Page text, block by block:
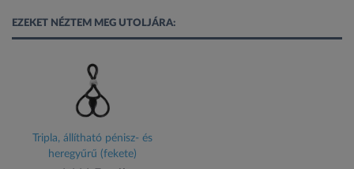
EZEKET NÉZTEM MEG UTOLJÁRA:
Tripla, állítható pénisz- és
heregyűrű (fekete)